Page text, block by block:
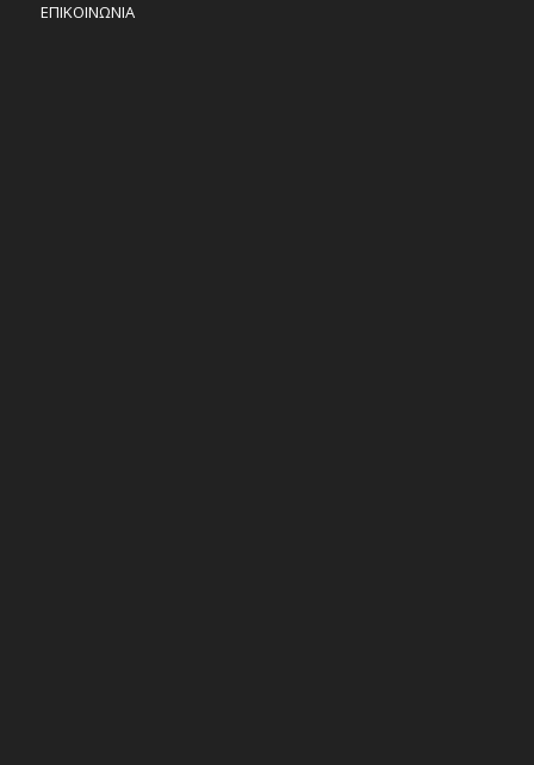
ΕΠΙΚΟΙΝΩΝΙΑ